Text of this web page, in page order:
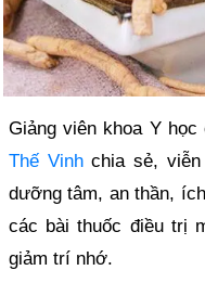
Giảng viên khoa Y
Thế Vinhchia sẻ, viễn
dưỡng tâm, an thần,
các bài thuốc điều trị
giảm trí nhớ.